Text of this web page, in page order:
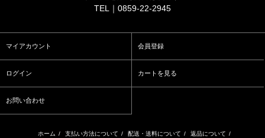
TEL｜0859-22-2945
マイアカウント 会員登録
ログイン カートを見る
お問い合わせ
ホーム / 支払い方法について / 配送・送料について / 返品について /